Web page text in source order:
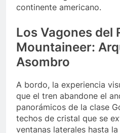
continente americano.
Los Vagones del
Mountaineer:
Asombro
A bordo, la experiencia
que el tren abandone el
panorámicos de la clase
techos de cristal que se
ventanas laterales hasta